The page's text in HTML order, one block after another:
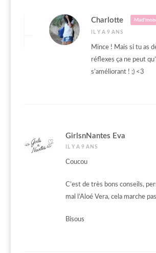
Charlotte
IL Y A 9 ANS
Mince ! Mais si tu as
réflexes ça ne peut
s’améliorant ! ;) <3
GirlsnNantes Eva
IL Y A 9 ANS
Coucou
C’est de très bons conseils,
mal l’Aloé Vera, cela marche
Bisous